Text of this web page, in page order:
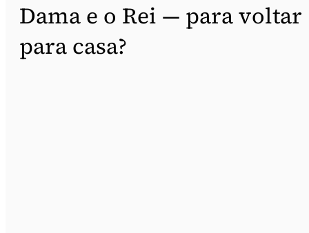
Dama e o Rei — para voltar
para casa?